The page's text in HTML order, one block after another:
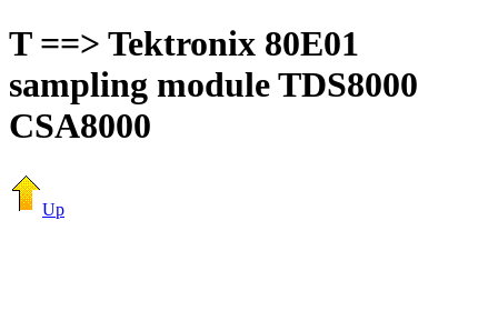
T ==> Tektronix 80E01
sampling module TDS8000
CSA8000
Up